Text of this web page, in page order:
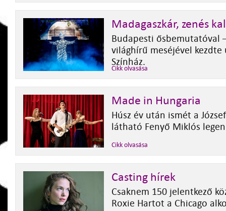
Madagaszkár, zenés
Budapesti ősbemutatóval
világhírű meséjével kezdte
Színház.
Cikk olvasása
Made in Hungaria
Húsz év után ismét a
látható Fenyő Miklós
Cikk olvasása
Casting hírek
Csaknem 150 jelentkező
Roxie Hartot a Chicago